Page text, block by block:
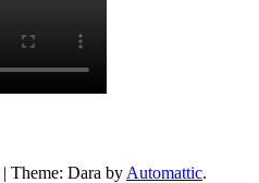
| Theme: Dara by Automattic.